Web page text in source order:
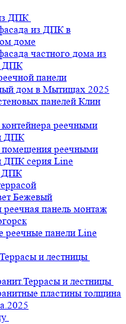
ДПК
из ДПК в
доме
частного дома из
ДПК
панели
дом в Мытищах 2025
панелей Клин
реечными
ДПК
реечными
ДПК серия Line
ДПК
Бежевый
реечная панель монтаж
реечные панели Line
и лестницы
и лестницы
пластины толщина